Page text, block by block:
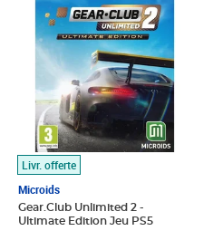
Livr. offerte
Microids
Gear.Club Unlimited 2 -
Ultimate Edition Jeu PS5